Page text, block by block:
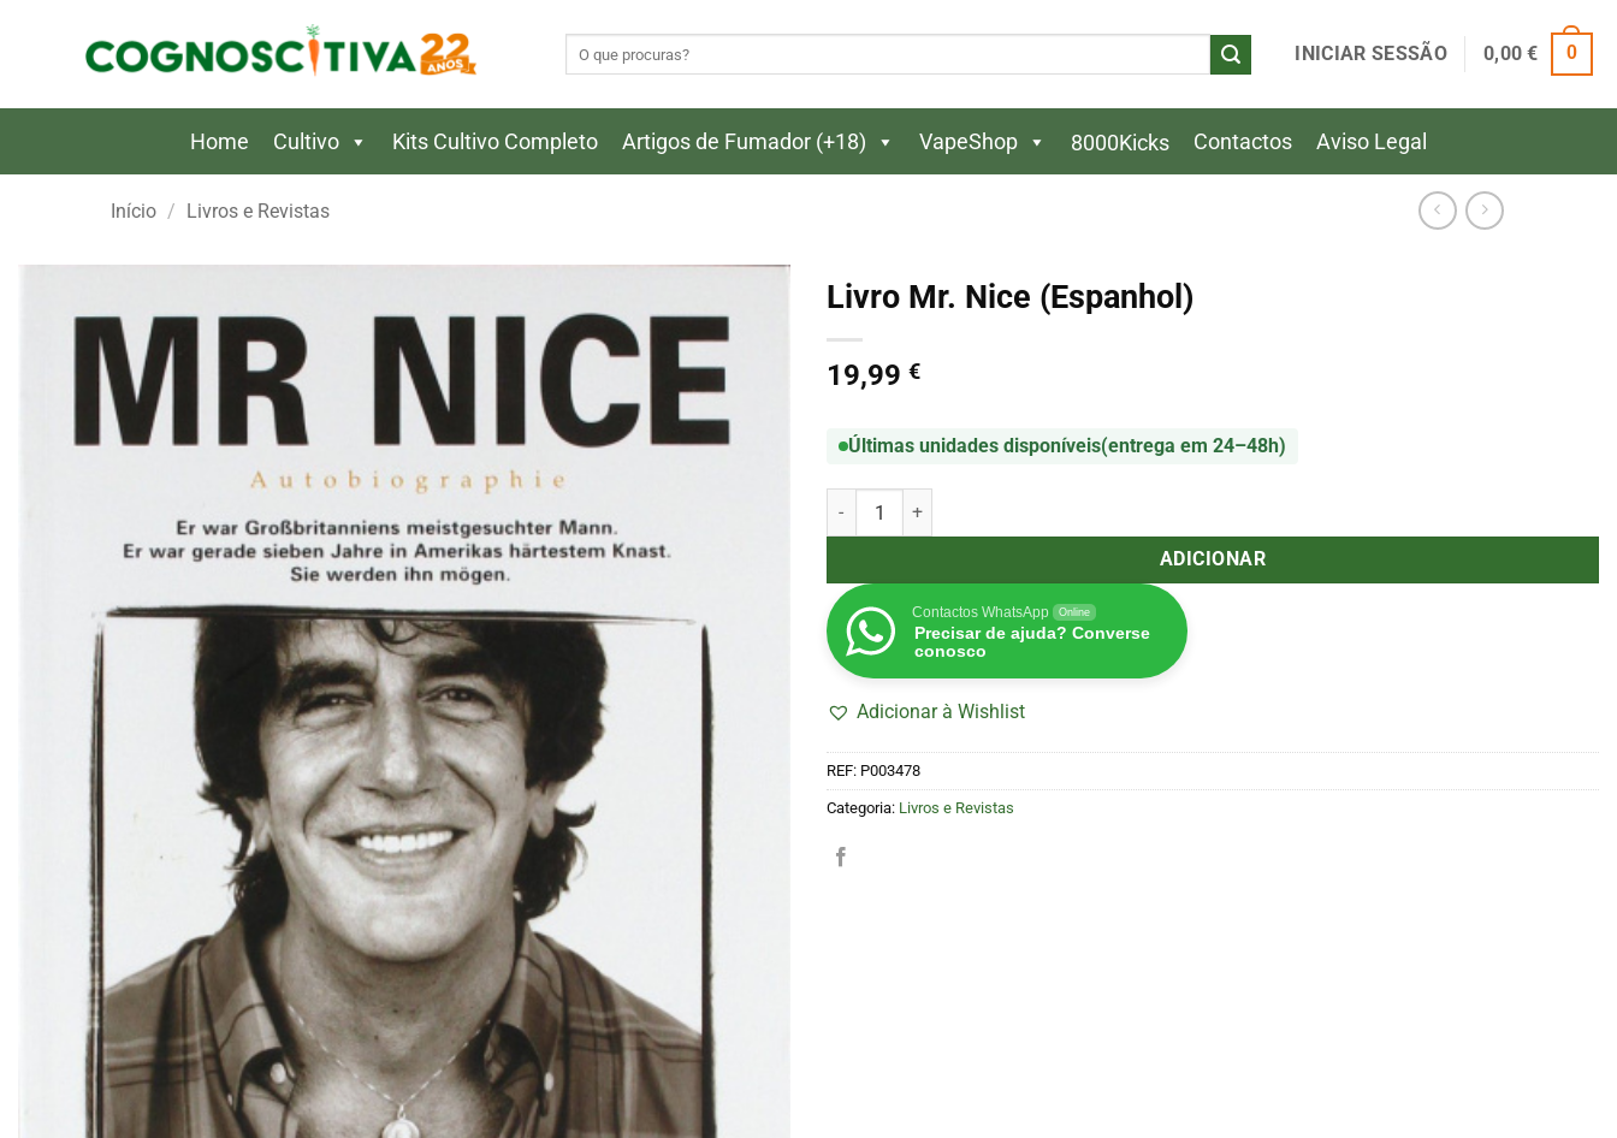
INICIAR SESSÃO 0,00€ 0
Home Cultivo Kits Cultivo Completo Artigos de Fumador (+18) VapeShop 8000Kicks Contactos Aviso Legal
Início / Livros e Revistas
Livro Mr. Nice (Espanhol)
19,99 €
Últimas unidades disponíveis(entrega em 24–48h)
Quantidade de Livro Mr. Nice (Espanhol)
ADICIONAR
Contactos WhatsApp Online
Precisar de ajuda? Converse
conosco
Adicionar à Wishlist
REF: P003478
Categoria: Livros e Revistas